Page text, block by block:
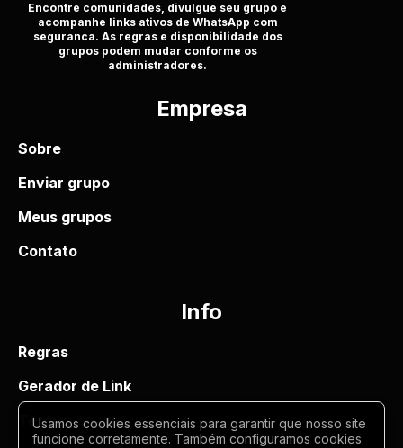
Encontre comunidades, divulgue seu grupo e
acompanhe links ativos de WhatsApp com
seguranca. As regras e disponibilidade dos
grupos podem mudar conforme os
administradores.
Empresa
Sobre
Enviar grupo
Meus grupos
Contato
Info
Regras
Gerador de Link
Termos de uso
Usamos cookies essenciais para garantir que nosso site
funcione corretamente. Também configuramos cookies